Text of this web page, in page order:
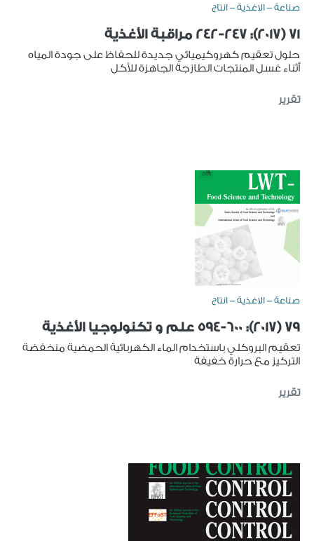
صناعة - الاغذية - انتاج
71 (2017): 242-247 مراقبة الأغذية
حلول تعقيم كهروكيميائي جديدة للحفاظ على جودة المياه
أثناء غسل المنتجات الطازجة الجاهزة للأكل
تقرير
صناعة - الاغذية - انتاج
79 (2017): 594-600 علم و تكنولوجيا الأغذية
تعقيم البروكلي باستخدام الماء الكهربائية الحمضية منخفضة
التركيز مع حرارة خفيفة
تقرير